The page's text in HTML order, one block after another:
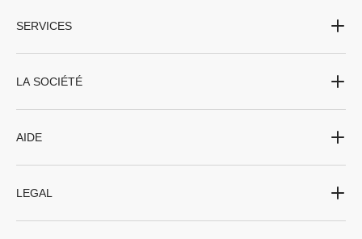
SERVICES
LA SOCIÉTÉ
AIDE
LEGAL